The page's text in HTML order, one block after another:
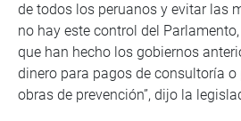
de todos los peruanos y evitar las
no hay este control del
que han hecho los gobiernos
dinero para pagos de consultoría
obras de prevención”, dijo la